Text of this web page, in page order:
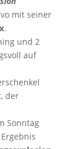
mit seiner
.
und 2
auf
der
Sonntag